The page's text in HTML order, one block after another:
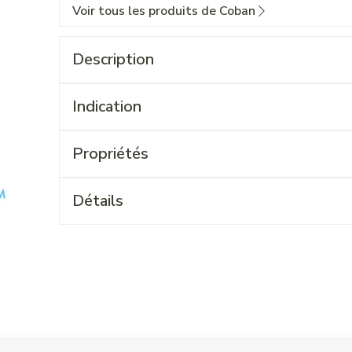
Voir tous les produits de Coban
Description
Indication
Propriétés
Détails